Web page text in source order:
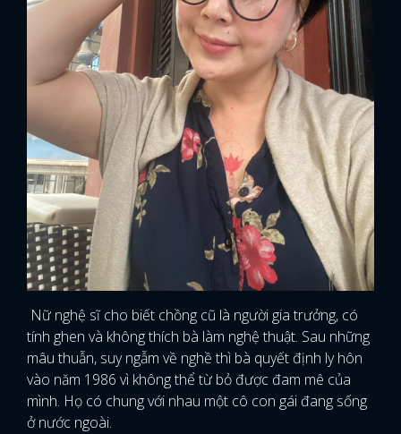
Nữ nghệ sĩ cho biết chồng cũ là người gia trưởng, có
tính ghen và không thích bà làm nghệ thuật. Sau những
mâu thuẫn, suy ngẫm về nghề thì bà quyết định ly hôn
vào năm 1986 vì không thể từ bỏ được đam mê của
mình. Họ có chung với nhau một cô con gái đang sống
ở nước ngoài.